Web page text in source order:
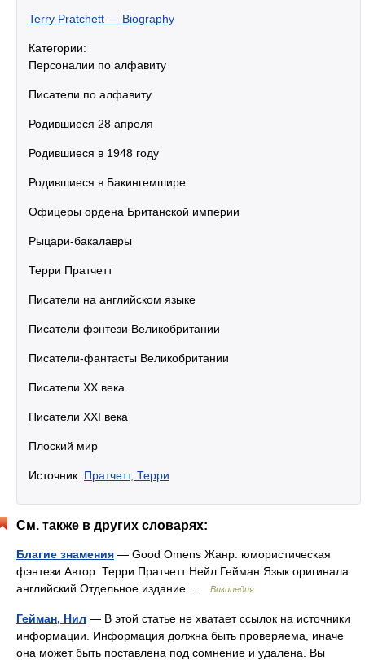
Terry Pratchett — Biography
Категории:
Персоналии по алфавиту
Писатели по алфавиту
Родившиеся 28 апреля
Родившиеся в 1948 году
Родившиеся в Бакингемшире
Офицеры ордена Британской империи
Рыцари-бакалавры
Терри Пратчетт
Писатели на английском языке
Писатели фэнтези Великобритании
Писатели-фантасты Великобритании
Писатели XX века
Писатели XXI века
Плоский мир
Источник: Пратчетт, Терри
См. также в других словарях:
Благие знамения — Good Omens Жанр: юмористическая
фэнтези Автор: Терри Пратчетт Нейл Гейман Язык оригинала:
английский Отдельное издание …
Википедия
Гейман, Нил — В этой статье не хватает ссылок на источники
информации. Информация должна быть проверяема, иначе
она может быть поставлена под сомнение и удалена. Вы